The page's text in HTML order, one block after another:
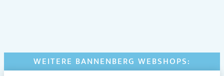
WEITERE BANNENBERG WEBSHOPS: